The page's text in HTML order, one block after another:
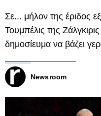
Σε... μήλον της έριδος
Τουμπέλις της
δημοσίευμα να βάζει
Newsroom